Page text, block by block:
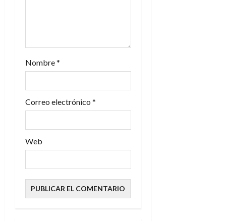
r
a
d
a
s
Nombre*
Correo electrónico *
Web